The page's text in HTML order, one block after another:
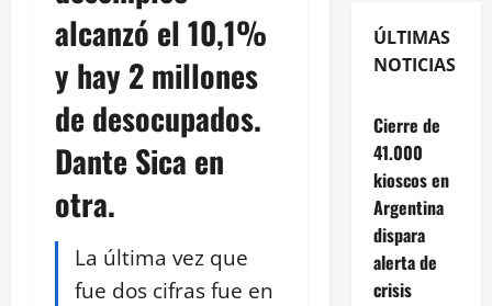
alcanzó el 10,1%
y hay 2 millones
de desocupados.
Dante Sica en
otra.
La última vez que
fue dos cifras fue en
ÚLTIMAS
NOTICIAS
Cierre de
41.000
kioscos en
Argentina
dispara
alerta de
crisis